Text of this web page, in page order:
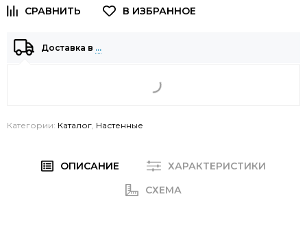
Доставка в …
Категории: Каталог, Настенные
ОПИСАНИЕ
ХАРАКТЕРИСТИКИ
СХЕМА